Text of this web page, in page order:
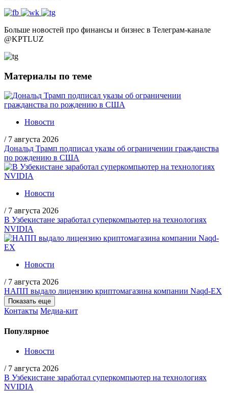
Больше новостей про финансы и бизнес в Телеграм-канале
@KPTLUZ
Материалы по теме
Новости
/ 7 августа 2026
Дональд Трамп подписал указы об ограничении гражданства
по рождению в США
Новости
/ 7 августа 2026
В Узбекистане заработал суперкомпьютер на технологиях
NVIDIA
Новости
/ 7 августа 2026
НАПП выдало лицензию криптомагазина компании Naqd-EX
Показать еще
Контакты Медиа-кит
Популярное
Новости
/ 7 августа 2026
В Узбекистане заработал суперкомпьютер на технологиях
NVIDIA